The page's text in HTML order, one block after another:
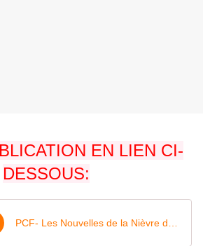
EN LIEN CI-
DESSOUS: